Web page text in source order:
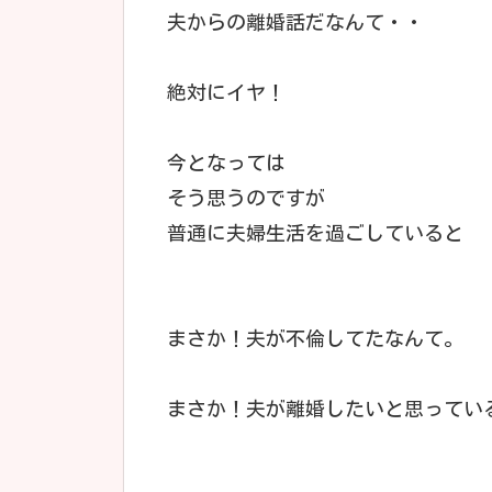
夫からの離婚話だなんて・・
絶対にイヤ！
今となっては
そう思うのですが
普通に夫婦生活を過ごしていると
まさか！夫が不倫してたなんて。
まさか！夫が離婚したいと思ってい